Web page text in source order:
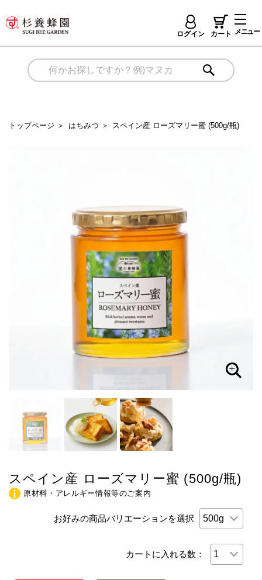
メニュー
ログイン カート
トップページ ＞ はちみつ ＞ スペイン産 ローズマリー蜜 (500g/瓶)
スペイン産 ローズマリー蜜 (500g/瓶)
原材料・アレルギー情報等のご案内
お好みの商品バリエーションを選択
カートに入れる数：